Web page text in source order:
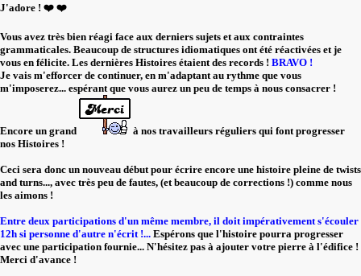
J'adore ! ❤️ ❤️
Vous avez très bien réagi face aux derniers sujets et aux contraintes
grammaticales. Beaucoup de structures idiomatiques ont été réactivées et je
vous en félicite. Les dernières Histoires étaient des records ! BRAVO !
Je vais m'efforcer de continuer, en m'adaptant au rythme que vous
m'imposerez... espérant que vous aurez un peu de temps à nous consacrer !
Encore un grand
à nos travailleurs réguliers qui font progresser
nos Histoires !
Ceci sera donc un nouveau début pour écrire encore une histoire pleine de twists
and turns..., avec très peu de fautes, (et beaucoup de corrections !) comme nous
les aimons !
Entre deux participations d'un même membre, il doit impérativement s'écouler
12h si personne d'autre n'écrit !... Espérons que l'histoire pourra progresser
avec une participation fournie... N'hésitez pas à ajouter votre pierre à l'édifice !
Merci d'avance !